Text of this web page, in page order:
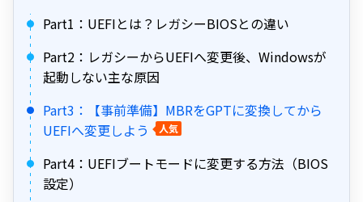
Part1：UEFIとは？レガシーBIOSとの違い
Part2：レガシーからUEFIへ変更後、Windowsが
起動しない主な原因
Part3：【事前準備】MBRをGPTに変換してから
UEFIへ変更しよう
人気
Part4：UEFIブートモードに変更する方法（BIOS
設定）